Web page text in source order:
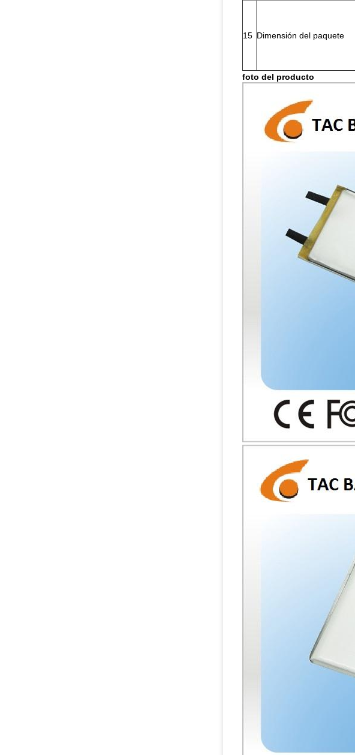
15 Dimensión del paquete
foto del producto